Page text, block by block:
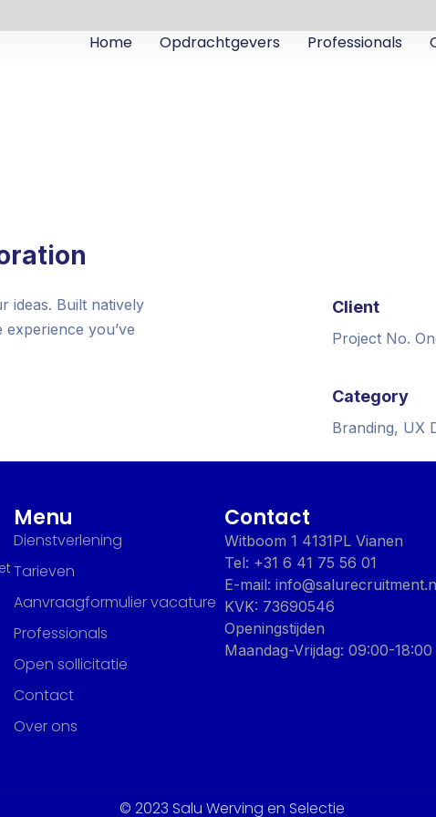
Home
Opdrachtgevers Professionals
ideas. Built natively
you’ve
Client
Project No.
Category
Branding, UX
Menu
Dienstverlening
Tarieven
Aanvraagformulier vacature
Professionals
Open sollicitatie
Contact
Over ons
Contact
Witboom 1 4131PL Vianen
Tel: +31 6 41 75 56 01
E-mail:
KVK: 73690546
Openingstijden
Maandag-Vrijdag: 09:00-18:00
© 2023 Salu Werving en Selectie